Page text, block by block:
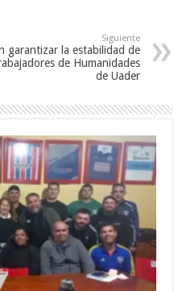
Siguiente
garantizar la estabilidad de
de Humanidades
de Uader